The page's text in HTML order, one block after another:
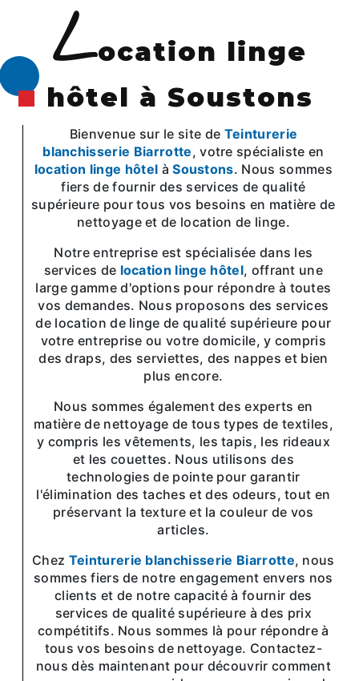
location linge
hôtel à Soustons
Bienvenue sur le site de Teinturerie
blanchisserie Biarrotte, votre spécialiste en
location linge hôtel àSoustons. Nous sommes
fiers de fournir des services de qualité
supérieure pour tous vos besoins en matière de
nettoyage et de location de linge.
Notre entreprise est spécialisée dans les
services de location linge hôtel, offrant une
large gamme d'options pour répondre à toutes
vos demandes. Nous proposons des services
de location de linge de qualité supérieure pour
votre entreprise ou votre domicile, y compris
des draps, des serviettes, des nappes et bien
plus encore.
Nous sommes également des experts en
matière de nettoyage de tous types de textiles,
y compris les vêtements, les tapis, les rideaux
et les couettes. Nous utilisons des
technologies de pointe pour garantir
l'élimination des taches et des odeurs, tout en
préservant la texture et la couleur de vos
articles.
Chez Teinturerie blanchisserie Biarrotte, nous
sommes fiers de notre engagement envers nos
clients et de notre capacité à fournir des
services de qualité supérieure à des prix
compétitifs. Nous sommes là pour répondre à
tous vos besoins de nettoyage. Contactez-
nous dès maintenant pour découvrir comment